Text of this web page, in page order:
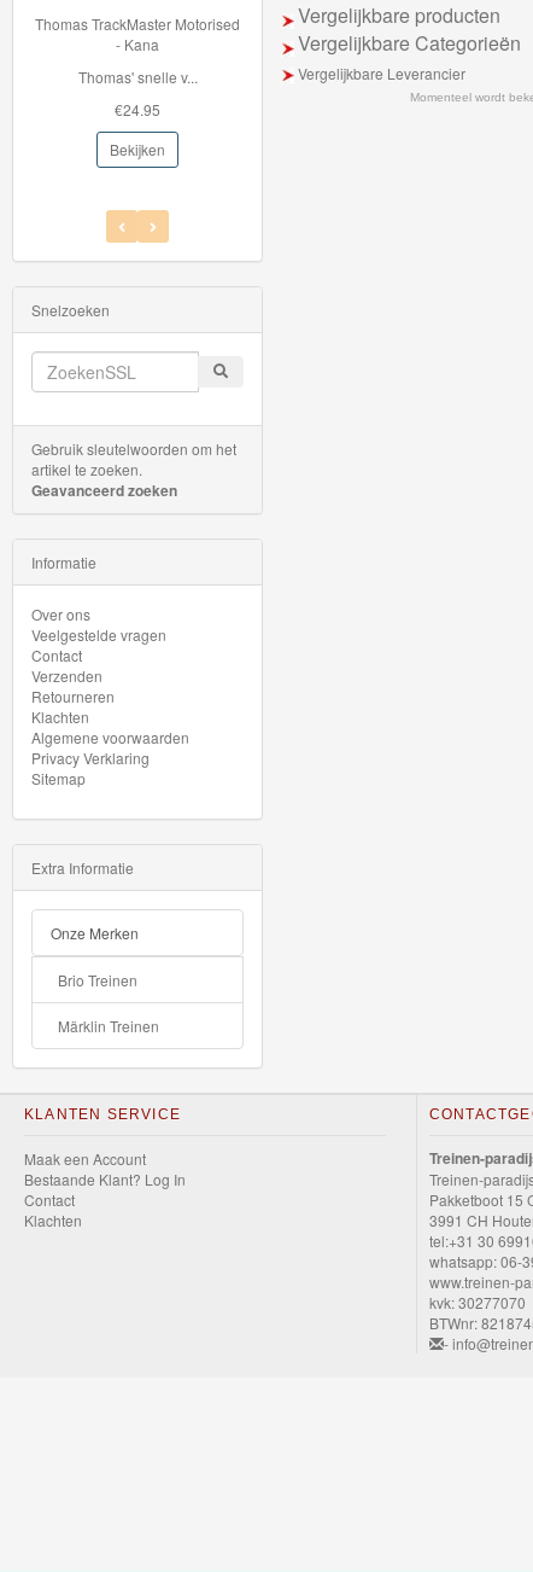
de
trein
Thomas
Thomas
de
Trein
Accessoires
Thomas
de
Trein
Minis
Houten
Speelgoed
Thomas
Pre-
School
Chuggington
Hot
Wheels
Majorette
autos
Siku
GraviTrax
Little
Dutch
Super
Vergelijkbare producten
Vergelijkbare Categorieën
Vergelijkbare Leverancier
Momenteel wordt
Thomas TrackMaster Motorised
- Kana
Thomas' snelle v...
€24.95
Bekijken
BJT263 Bigjigstrein tunnel -
Mountain Rescue
Deze houten Mountain...
Snelzoeken
Gebruik sleutelwoorden om het
artikel te zoeken.
Geavanceerd zoeken
Informatie
Over ons
Veelgestelde vragen
Contact
Verzenden
Retourneren
Klachten
Algemene voorwaarden
Privacy Verklaring
Sitemap
Extra Informatie
Onze Merken
Brio Treinen
Märklin Treinen
KLANTEN SERVICE
Maak een Account
Bestaande Klant? Log In
Contact
Klachten
Treinen-
Treinen-
Pakketboot 15
3991 CH
tel:+31 30
whatsapp: 06-
www.treinen-
kvk: 30277070
BTWnr:
-